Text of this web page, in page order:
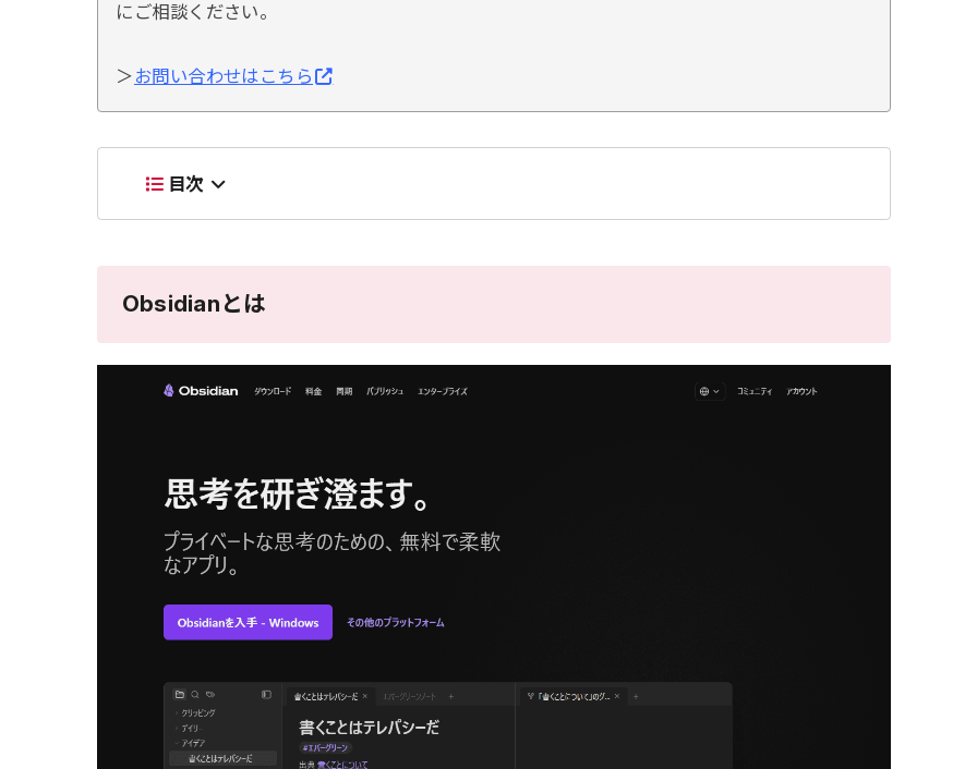
にご相談ください。
＞ お問い合わせはこちら
目次
Obsidianとは